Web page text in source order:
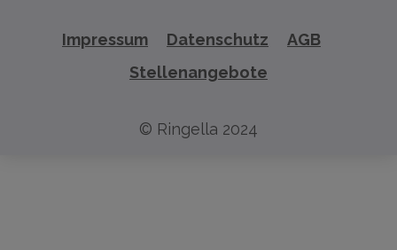
Impressum Datenschutz
AGB
Stellenangebote
© Ringella 2024